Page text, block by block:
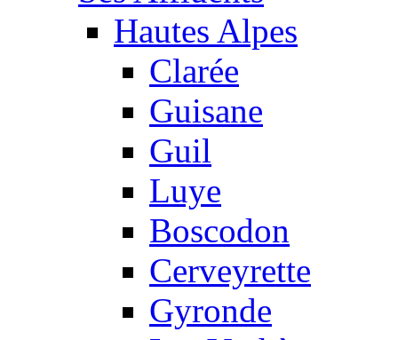
Hautes Alpes
Clarée
Guisane
Guil
Luye
Boscodon
Cerveyrette
Gyronde